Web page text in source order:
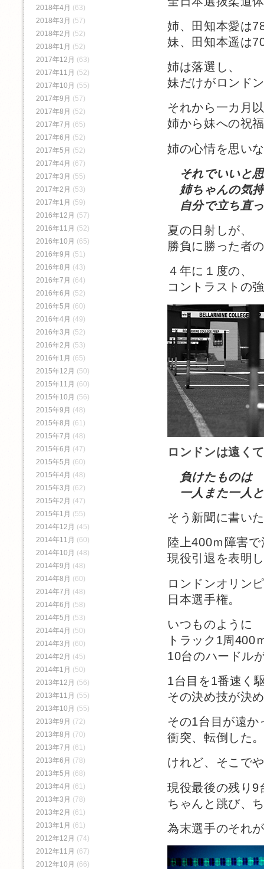
姉、田知本愛は
妹、田知本遥は
姉は落選し、
妹だけがロンド
それから一カ月
姉から妹への祝
姉の心情を思い
それでいいと
姉ちゃんの気
自分で立ち直
夏の日射しが、
勝負に勝った者
４年に１度の、
コントラストの
ロンドンは遠く
負けたものは
一人また一人
そう新聞に書い
陸上400ｍ障害
現役引退を表明
ロンドンオリン
日本選手権。
いつものように
トラック1周400
10台のハードル
1台目を1番速く
その決め技が決
その1台目が遠か
衝突、転倒した
けれど、そこで
現役最後の残り9
ちゃんと跳び、
為末選手のそれ
2018年4月 (63)
2018年3月 (57)
2018年2月 (52)
2018年1月 (52)
2017年12月 (63)
2017年11月 (52)
2017年10月 (55)
2017年9月 (57)
2017年8月 (52)
2017年7月 (65)
2017年6月 (52)
2017年5月 (52)
2017年4月 (67)
2017年3月 (55)
2017年2月 (53)
2017年1月 (59)
2016年12月 (57)
2016年11月 (52)
2016年10月 (65)
2016年9月 (51)
2016年8月 (43)
2016年7月 (64)
2016年6月 (52)
2016年5月 (60)
2016年4月 (49)
2016年3月 (52)
2016年2月 (53)
2016年1月 (65)
2015年12月 (50)
2015年11月 (60)
2015年10月 (56)
2015年9月 (48)
2015年8月 (61)
2015年7月 (48)
2015年6月 (47)
2015年5月 (60)
2015年4月 (48)
2015年3月 (62)
2015年2月 (47)
2015年1月 (55)
2014年12月 (45)
2014年11月 (60)
2014年10月 (48)
2014年9月 (48)
2014年8月 (60)
2014年7月 (48)
2014年6月 (58)
2014年5月 (53)
2014年4月 (50)
2014年3月 (60)
2014年2月 (45)
2014年1月 (50)
2013年12月 (56)
2013年11月 (55)
2013年10月 (55)
2013年9月 (72)
2013年8月 (70)
2013年7月 (61)
2013年6月 (78)
2013年5月 (68)
2013年4月 (61)
2013年3月 (78)
2013年2月 (61)
2013年1月 (61)
2012年12月 (74)
2012年11月 (67)
2012年10月 (66)